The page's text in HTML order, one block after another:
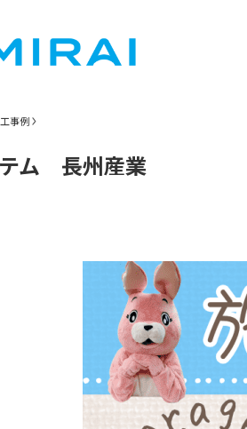
事例
ム 長州産業